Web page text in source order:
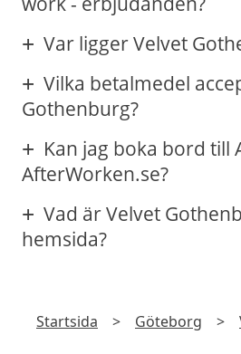
Var ligger Velvet
Vilka betalmedel
Gothenburg?
Kan jag boka bord till
AfterWorken.se?
Vad är Velvet
hemsida?
Startsida > Göteborg >